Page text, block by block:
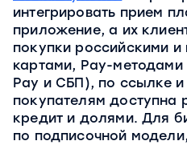
интегрировать прием
приложение, а их
покупки российскими
картами, Рау-методами
Pay и СБП), по ссылке
покупателям доступна
кредит и долями. Для
по подписочной